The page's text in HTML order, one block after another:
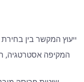
ייעוץ המקשר בין